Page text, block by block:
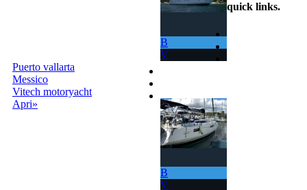
B
V
Puerto vallarta
Messico
Vitech motoryacht
Apri»
B
V
quick links.